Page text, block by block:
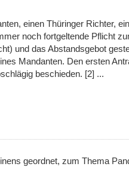
einen Thüringer Richter,
noch fortgeltende Pflicht
und das Abstandsgebot
Mandanten. Den ersten
beschieden. [2] ...
geordnet, zum Thema